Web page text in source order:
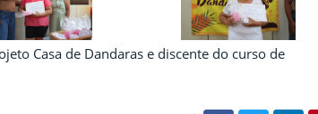
Casa de Dandaras e discente do curso de